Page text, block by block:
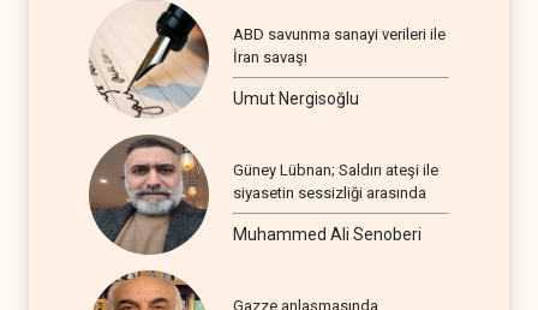
ABD savunma sanayi verileri ile
İran savaşı
Umut Nergisoğlu
Güney Lübnan; Saldırı ateşi ile
siyasetin sessizliği arasında
Muhammed Ali Senoberi
Gazze anlaşmasında